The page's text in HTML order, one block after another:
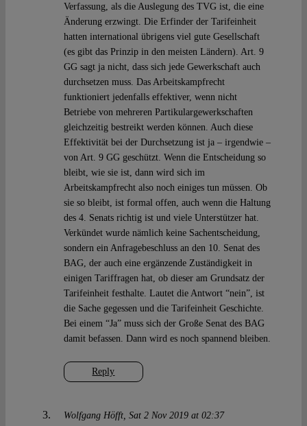
Reply
Verfassung, als die Auslegung des TVG ist, die eine
Änderung erzwingt. Die Erfinder der Tarifeinheit
hatten international übrigens viel gute Gesellschaft
(es gibt das Prinzip in den meisten Ländern). Art. 9
GG sagt ja nicht, dass sich jede Gewerkschaft auch
durchsetzen muss. Das Arbeitskampfrecht
funktioniert jedenfalls effektiver, wenn nicht
Betriebe von mehreren Partikulargewerkschaften
gleichzeitig bestreikt werden können. Auch diese
Effektivität bei der Durchsetzung ist ja – irgendwie –
von Art. 9 GG geschützt. Wenn die Entscheidung so
bleibt, wie sie ist, dann wird sich im
Arbeitskampfrecht also noch einiges tun müssen. Ob
sie so bleibt, ist formal offen, auch wenn die Haltung
des 4. Senats richtig ist und viele Unterstützer hat.
Verkündet wurde nämlich keine Sachentscheidung,
sondern ein Anfragebeschluss an den 10. Senat des
BAG, der auch eine ergänzende Zuständigkeit in
einigen Tariffragen hat, ob dieser am Grundsatz der
Tarifeinheit festhalte. Lautet die Antwort “nein”, ist
die Sache gegessen und die Tarifeinheit Geschichte.
Bei einem “Ja” muss sich der Große Senat des BAG
damit befassen. Dann wird es noch spannend bleiben.
Wolfgang Höfft Sat 2 Nov 2019 at 02:37